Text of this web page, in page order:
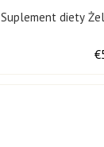
Suplement diety